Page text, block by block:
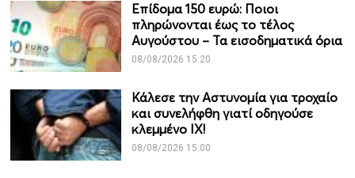
Επίδομα 150 ευρώ: Ποιοι
πληρώνονται έως το τέλος
Αυγούστου – Τα εισοδηματικά όρια
08/08/2026 15:20
Κάλεσε την Αστυνομία για τροχαίο
και συνελήφθη γιατί οδηγούσε
κλεμμένο ΙΧ!
08/08/2026 15:00